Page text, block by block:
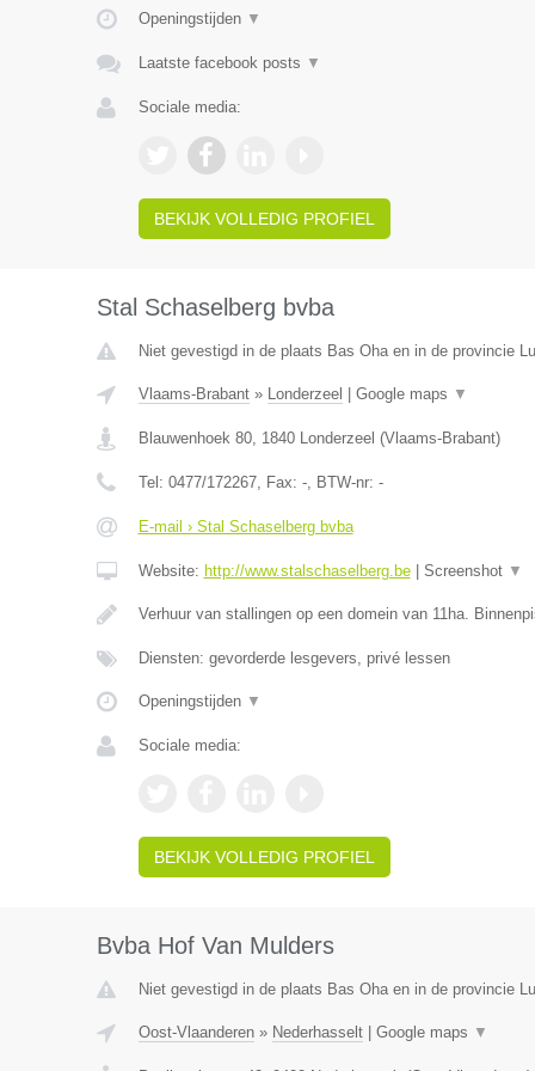
Openingstijden ▼
Laatste facebook posts ▼
Sociale media:
BEKIJK VOLLEDIG PROFIEL
Stal Schaselberg bvba
Niet gevestigd in de plaats Bas Oha en in de provincie
Vlaams-Brabant» Londerzeel Google maps ▼
Blauwenhoek 80, 1840 Londerzeel (Vlaams-Brabant)
Tel: 0477/172267, Fax: -, BTW-nr: -
E-mail › Stal Schaselberg bvba
Website: http://www.stalschaselberg.be| Screenshot ▼
Verhuur van stallingen op een domein van 11ha.
Diensten: gevorderde lesgevers, privé lessen
Openingstijden ▼
Sociale media:
BEKIJK VOLLEDIG PROFIEL
Bvba Hof Van Mulders
Niet gevestigd in de plaats Bas Oha en in de provincie
Oost-Vlaanderen» Nederhasselt| Google maps ▼